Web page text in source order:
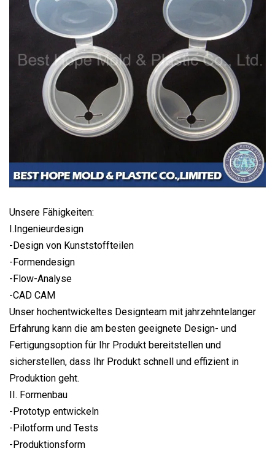
Unsere Fähigkeiten:
I.Ingenieurdesign
-Design von Kunststoffteilen
-Formendesign
-Flow-Analyse
-CAD CAM
Unser hochentwickeltes Designteam mit jahrzehntelanger
Erfahrung kann die am besten geeignete Design- und
Fertigungsoption für Ihr Produkt bereitstellen und
sicherstellen, dass Ihr Produkt schnell und effizient in
Produktion geht.
II. Formenbau
-Prototyp entwickeln
-Pilotform und Tests
-Produktionsform